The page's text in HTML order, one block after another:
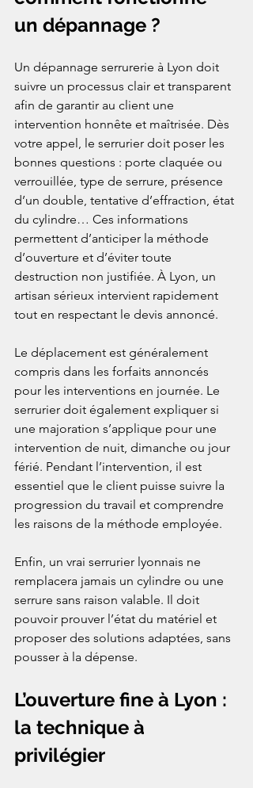
un dépannage ?
Un dépannage serrurerie à Lyon doit
suivre un processus clair et transparent
afin de garantir au client une
intervention honnête et maîtrisée. Dès
votre appel, le serrurier doit poser les
bonnes questions : porte claquée ou
verrouillée, type de serrure, présence
d’un double, tentative d’effraction, état
du cylindre… Ces informations
permettent d’anticiper la méthode
d’ouverture et d’éviter toute
destruction non justifiée. À Lyon, un
artisan sérieux intervient rapidement
tout en respectant le devis annoncé.
Le déplacement est généralement
compris dans les forfaits annoncés
pour les interventions en journée. Le
serrurier doit également expliquer si
une majoration s’applique pour une
intervention de nuit, dimanche ou jour
férié. Pendant l’intervention, il est
essentiel que le client puisse suivre la
progression du travail et comprendre
les raisons de la méthode employée.
Enfin, un vrai serrurier lyonnais ne
remplacera jamais un cylindre ou une
serrure sans raison valable. Il doit
pouvoir prouver l’état du matériel et
proposer des solutions adaptées, sans
pousser à la dépense.
L’ouverture fine à Lyon :
la technique à
privilégier